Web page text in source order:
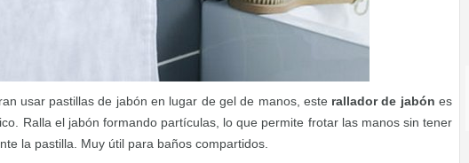
usar pastillas de jabón en lugar de gel de manos, este rallador de jabón es
Ralla el jabón formando partículas, lo que permite frotar las manos sin tener
la pastilla. Muy útil para baños compartidos.